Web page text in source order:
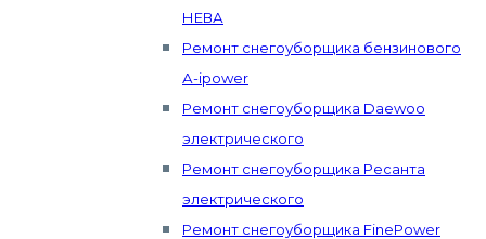
НЕВА
Ремонт снегоуборщика бензинового
А-ipower
Ремонт снегоуборщика Daewoo
электрического
Ремонт снегоуборщика Ресанта
электрического
Ремонт снегоуборщика FinePower